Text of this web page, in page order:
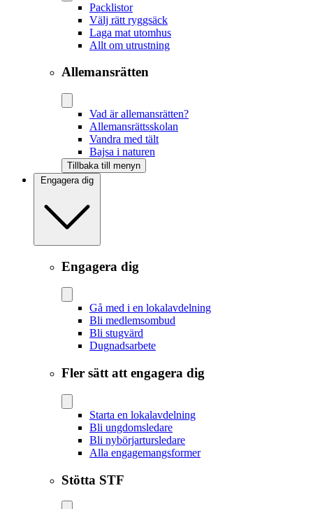
Packlistor
Välj rätt ryggsäck
Laga mat utomhus
Allt om utrustning
Allemansrätten
Vad är allemansrätten?
Allemansrättsskolan
Vandra med tält
Bajsa i naturen
Tillbaka till menyn
Engagera dig
Engagera dig
Gå med i en lokalavdelning
Bli medlemsombud
Bli stugvärd
Dugnadsarbete
Fler sätt att engagera dig
Starta en lokalavdelning
Bli ungdomsledare
Bli nybörjartursledare
Alla engagemangsformer
Stötta STF